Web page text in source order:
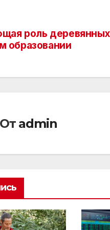
роль
образовании
От admin